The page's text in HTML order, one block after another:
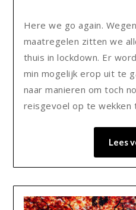
Here we go again.
maatregelen zitten we
thuis in lockdown. Er
min mogelijk erop uit te
naar manieren om toch
reisgevoel op te
Lees